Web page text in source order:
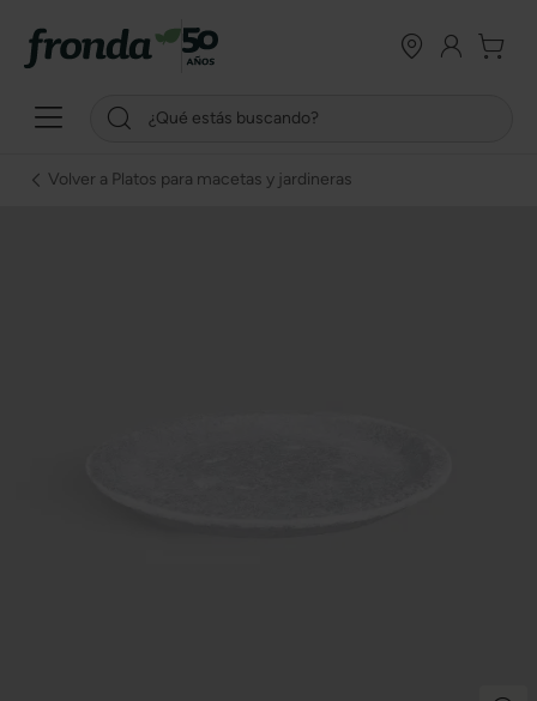
Volver a Platos para macetas y jardineras